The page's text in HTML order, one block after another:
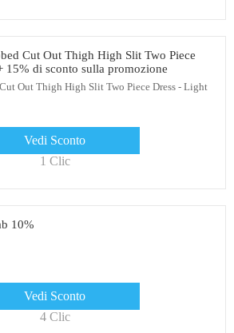
Cut Out Thigh High Slit Two Piece
15% di sconto sulla promozione
Out Thigh High Slit Two Piece Dress - Light
Vedi Sconto
1 Clic
10%
Vedi Sconto
4 Clic